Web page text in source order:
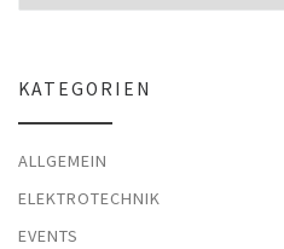
KATEGORIEN
ALLGEMEIN
ELEKTROTECHNIK
EVENTS